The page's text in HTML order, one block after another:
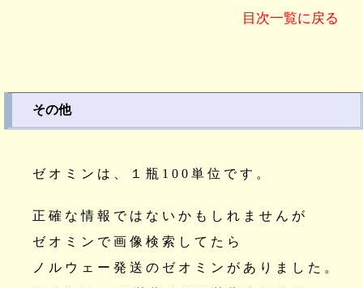
目次一覧に戻る
その他
ゼオミンは、１瓶100単位です。
正確な情報ではないかもしれませんが
ゼオミンで画像検索してたら
ノルウェー発送のゼオミンがありました。